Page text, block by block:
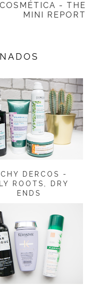
- THE
MINI REPORT
DERCOS -
ROOTS, DRY
ENDS